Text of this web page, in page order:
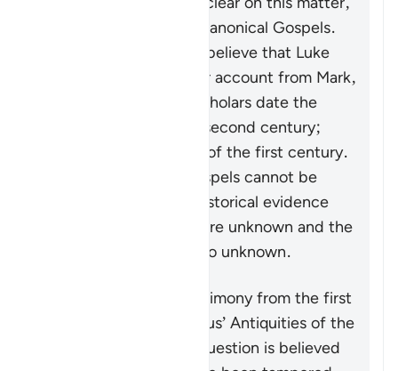
certainly not the four Canonical Gospels.
Most critical historians believe that Luke
and Matthew took their account from Mark,
while the majority of scholars date the
Gospel of John to the second century;
some say the very end of the first century.
Furthermore, these gospels cannot be
regarded as decisive historical evidence
because their authors are unknown and the
authors’ sources are also unknown.
Another purported testimony from the first
century is from Josephus’ Antiquities of the
. The passage in question is believed